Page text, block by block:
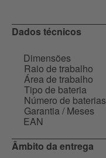
Dados técnicos
Dimensões
Raio de trabalho
Área de trabalho
Tipo de bateria
Número de baterias
Garantia / Meses
EAN
Âmbito da entrega